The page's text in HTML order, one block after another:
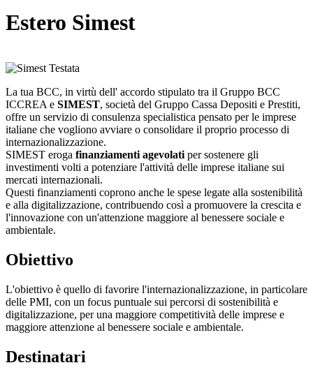
Estero Simest
La tua BCC, in virtù dell' accordo stipulato tra il Gruppo BCC
ICCREA e SIMEST, società del Gruppo Cassa Depositi e Prestiti,
offre un servizio di consulenza specialistica pensato per le imprese
italiane che vogliono avviare o consolidare il proprio processo di
internazionalizzazione.
SIMEST eroga finanziamenti agevolati per sostenere gli
investimenti volti a potenziare l'attività delle imprese italiane sui
mercati internazionali.
Questi finanziamenti coprono anche le spese legate alla sostenibilità
e alla digitalizzazione, contribuendo così a promuovere la crescita e
l'innovazione con un'attenzione maggiore al benessere sociale e
ambientale.
Obiettivo
L'obiettivo è quello di favorire l'internazionalizzazione, in particolare
delle PMI, con un focus puntuale sui percorsi di sostenibilità e
digitalizzazione, per una maggiore competitività delle imprese e
maggiore attenzione al benessere sociale e ambientale.
Destinatari